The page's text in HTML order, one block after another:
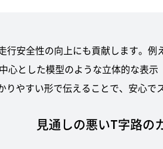
行安全性の向上にも貢献します。
心とした模型のような立体的な表
やすい形で伝えることで、安心で
見通しの悪いT字路の